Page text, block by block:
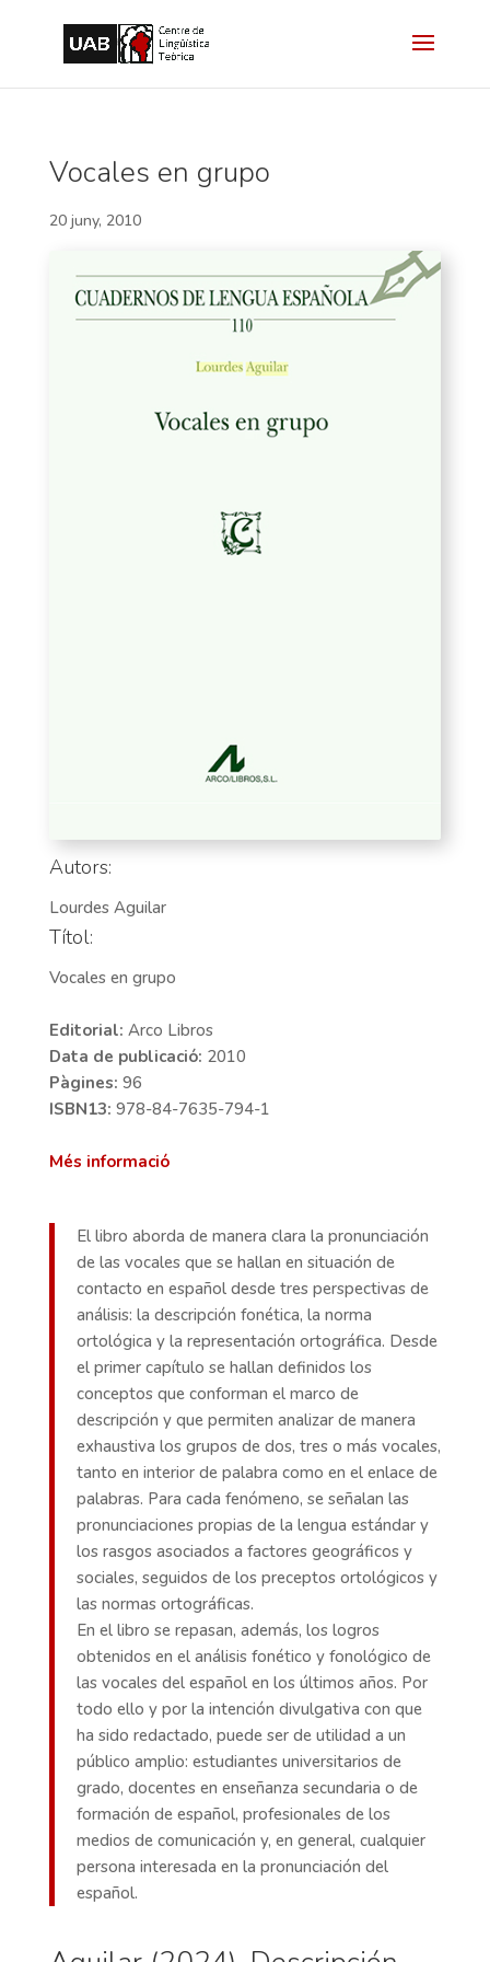
Vocales en grupo
20 juny, 2010
Autors:
Lourdes Aguilar
Títol:
Vocales en grupo
Editorial: Arco Libros
Data de publicació: 2010
Pàgines: 96
ISBN13: 978-84-7635-794-1
Més informació
El libro aborda de manera clara la pronunciación
de las vocales que se hallan en situación de
contacto en español desde tres perspectivas de
análisis: la descripción fonética, la norma
ortológica y la representación ortográfica. Desde
el primer capítulo se hallan definidos los
conceptos que conforman el marco de
descripción y que permiten analizar de manera
exhaustiva los grupos de dos, tres o más vocales,
tanto en interior de palabra como en el enlace de
palabras. Para cada fenómeno, se señalan las
pronunciaciones propias de la lengua estándar y
los rasgos asociados a factores geográficos y
sociales, seguidos de los preceptos ortológicos y
las normas ortográficas.
En el libro se repasan, además, los logros
obtenidos en el análisis fonético y fonológico de
las vocales del español en los últimos años. Por
todo ello y por la intención divulgativa con que
ha sido redactado, puede ser de utilidad a un
público amplio: estudiantes universitarios de
grado, docentes en enseñanza secundaria o de
formación de español, profesionales de los
medios de comunicación y, en general, cualquier
persona interesada en la pronunciación del
español.